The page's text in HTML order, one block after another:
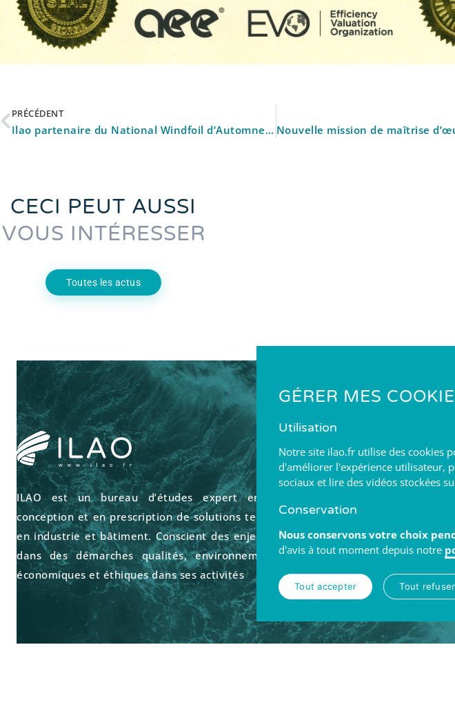
PRÉCÉDENT
Ilao partenaire du National Windfoil d’Automne au Salon Nautique Le Grand Pavois
CECI PEUT AUSSI
VOUS INTÉRESSER
Toutes les actus
ILAO est un bureau d’études expert en ingénierie d’éco-
conception et en prescription de solutions techniques innovantes
en industrie et bâtiment. Conscient des enjeux, ILAO est engagé
dans des démarches qualités, environnementales, sociétales,
économiques et éthiques dans ses activités
Politique
GÉRER MES
Utilisation
Notre site ilao.fr utilise des cookies
d'améliorer l'expérience utilisateur,
sociaux et lire des vidéos stockées
Conservation
Nous conservons votre choix
d'avis à tout moment depuis notre
Tout accepter Tout refuser